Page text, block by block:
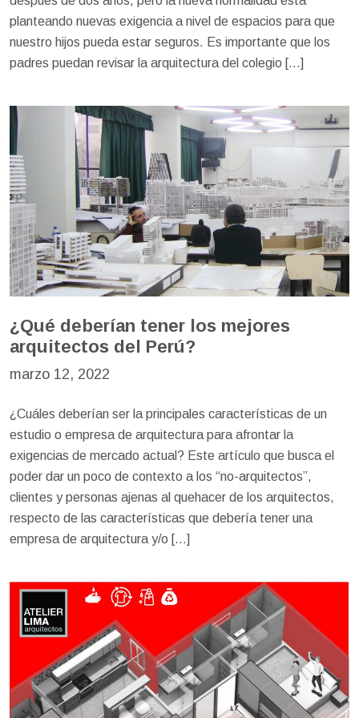
planteando nuevas exigencia a nivel de espacios para que
nuestro hijos pueda estar seguros. Es importante que los
padres puedan revisar la arquitectura del colegio […]
¿Qué deberían tener los mejores
arquitectos del Perú?
marzo 12, 2022
¿Cuáles deberían ser la principales características de un
estudio o empresa de arquitectura para afrontar la
exigencias de mercado actual? Este artículo que busca el
poder dar un poco de contexto a los “no-arquitectos”,
clientes y personas ajenas al quehacer de los arquitectos,
respecto de las características que debería tener una
empresa de arquitectura y/o […]